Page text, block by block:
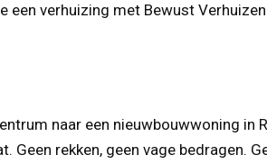
verhuizing met Bewust
naar een nieuwbouwwoning in
rekken, geen vage bedragen.